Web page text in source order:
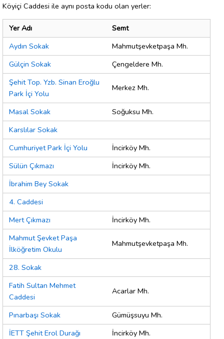
Köyiçi Caddesi ile aynı posta kodu olan yerler:
Yer Adı
Semt
Aydın Sokak
Mahmutşevketpaşa Mh.
Gülçin Sokak
Çengeldere Mh.
Şehit Top. Yzb. Sinan Eroğlu
Park İçi Yolu
Merkez Mh.
Masal Sokak
Soğuksu Mh.
Karslılar Sokak
Cumhuriyet Park İçi Yolu
İncirköy Mh.
Sülün Çıkmazı
İncirköy Mh.
İbrahim Bey Sokak
4. Caddesi
Mert Çıkmazı
İncirköy Mh.
Mahmut Şevket Paşa
İlköğretim Okulu
Mahmutşevketpaşa Mh.
28. Sokak
Fatih Sultan Mehmet
Caddesi
Acarlar Mh.
Pınarbaşı Sokak
Gümüşsuyu Mh.
İETT Şehit Erol Durağı
İncirköy Mh.